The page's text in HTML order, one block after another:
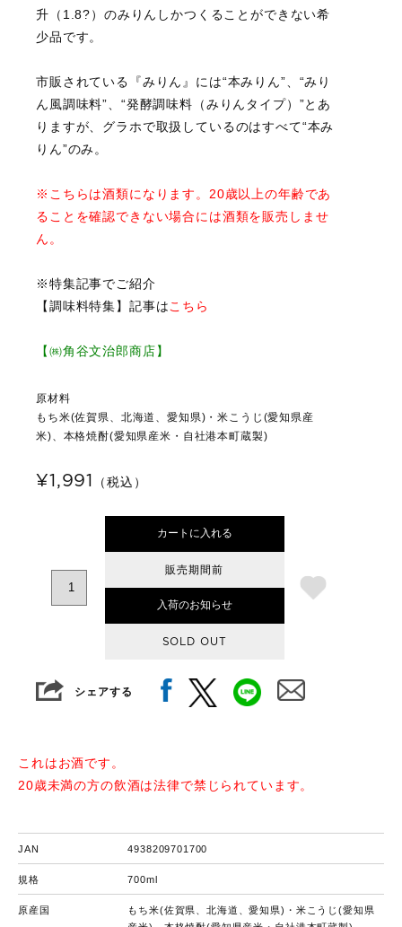
升（1.8?）のみりんしかつくることができない希
少品です。
市販されている『みりん』には“本みりん”、“みり
ん風調味料”、“発酵調味料（みりんタイプ）”とあ
りますが、グラホで取扱しているのはすべて“本み
りん”のみ。
※こちらは酒類になります。20歳以上の年齢であ
ることを確認できない場合には酒類を販売しませ
ん。
※特集記事でご紹介
【調味料特集】記事はこちら
【㈱角谷文治郎商店】
原材料
もち米(佐賀県、北海道、愛知県)・米こうじ(愛知県産
米)、本格焼酎(愛知県産米・自社港本町蔵製)
¥1,991 （税込）
カートに入れる
販売期間前
入荷のお知らせ
SOLD OUT
シェアする
これはお酒です。
20歳未満の方の飲酒は法律で禁じられています。
JAN 4938209701700
規格 700ml
原産国
もち米(佐賀県、北海道、愛知県)・米こうじ(愛知県